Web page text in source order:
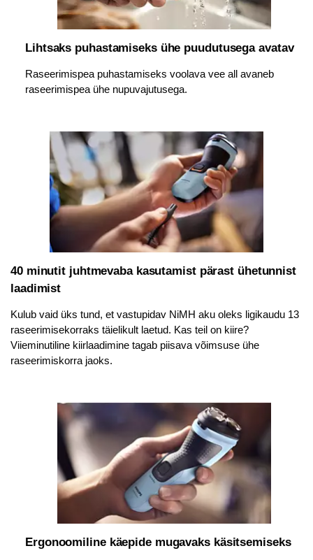
Lihtsaks puhastamiseks ühe puudutusega avatav
Raseerimispea puhastamiseks voolava vee all avaneb
raseerimispea ühe nupuvajutusega.
40 minutit juhtmevaba kasutamist pärast ühetunnist
laadimist
Kulub vaid üks tund, et vastupidav NiMH aku oleks ligikaudu 13
raseerimisekorraks täielikult laetud. Kas teil on kiire?
Viieminutiline kiirlaadimine tagab piisava võimsuse ühe
raseerimiskorra jaoks.
Ergonoomiline käepide mugavaks käsitsemiseks